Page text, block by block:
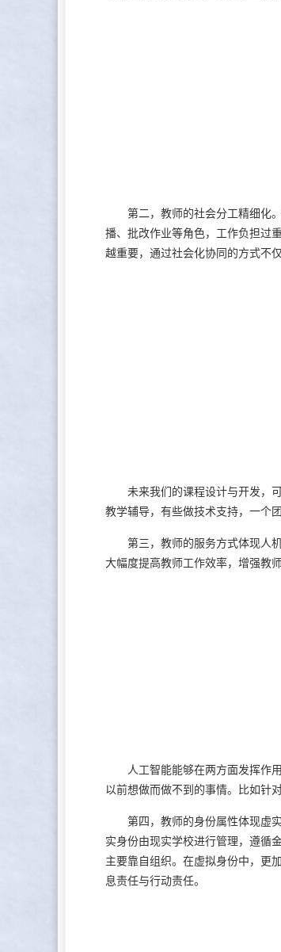
第二，教师的社会分工精细化。
播、批改作业等角色，工作负担过
越重要，通过社会化协同的方式不
未来我们的课程设计与开发，可
教学辅导，有些做技术支持，一个
第三，教师的服务方式体现人机
大幅度提高教师工作效率，增强教
人工智能能够在两方面发挥作用
以前想做而做不到的事情。比如针
第四，教师的身份属性体现虚实
实身份由现实学校进行管理，遵循
主要靠自组织。在虚拟身份中，更
息责任与行动责任。